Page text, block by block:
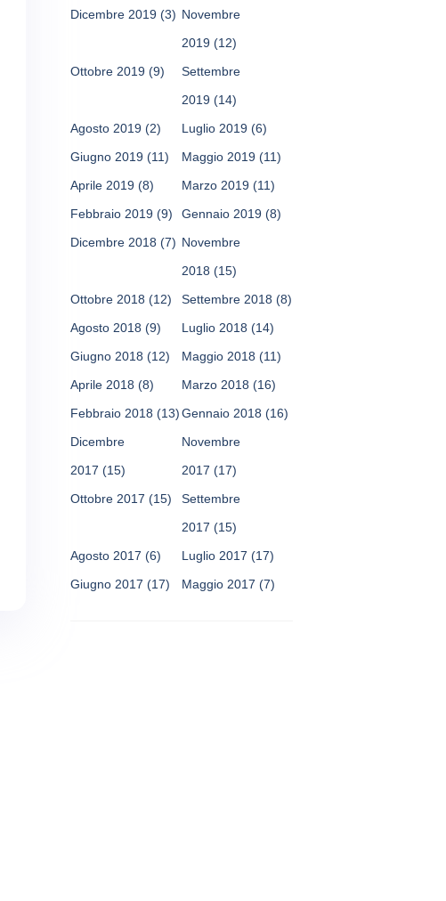
Dicembre 2019 (3) Novembre
2019 (12)
Ottobre 2019 (9)
Settembre
2019 (14)
Agosto 2019 (2) Luglio 2019 (6)
Giugno 2019 (11) Maggio 2019 (11)
Aprile 2019 (8) Marzo 2019 (11)
Febbraio 2019 (9) Gennaio 2019 (8)
Dicembre 2018 (7) Novembre
2018 (15)
Ottobre 2018 (12) Settembre 2018 (8)
Agosto 2018 (9) Luglio 2018 (14)
Giugno 2018 (12) Maggio 2018 (11)
Aprile 2018 (8) Marzo 2018 (16)
Febbraio 2018 (13)Gennaio 2018 (16)
Dicembre
2017 (15)
Novembre
2017 (17)
Ottobre 2017 (15)
Settembre
2017 (15)
Agosto 2017 (6) Luglio 2017 (17)
Giugno 2017 (17) Maggio 2017 (7)